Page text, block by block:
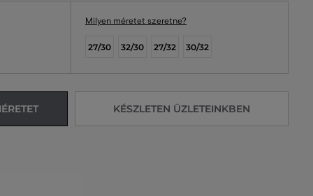
Milyen méretet szeretne?
27/30 32/30 27/32 30/32
KÉSZLETEN ÜZLETEINKBEN